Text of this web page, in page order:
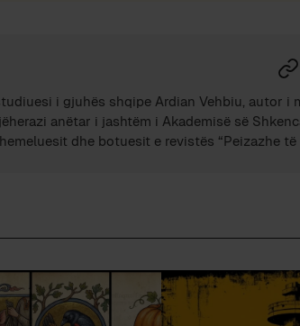
i gjuhës shqipe Ardian Vehbiu, autor i
anëtar i jashtëm i Akademisë së
dhe botuesit e revistës “Peizazhe të